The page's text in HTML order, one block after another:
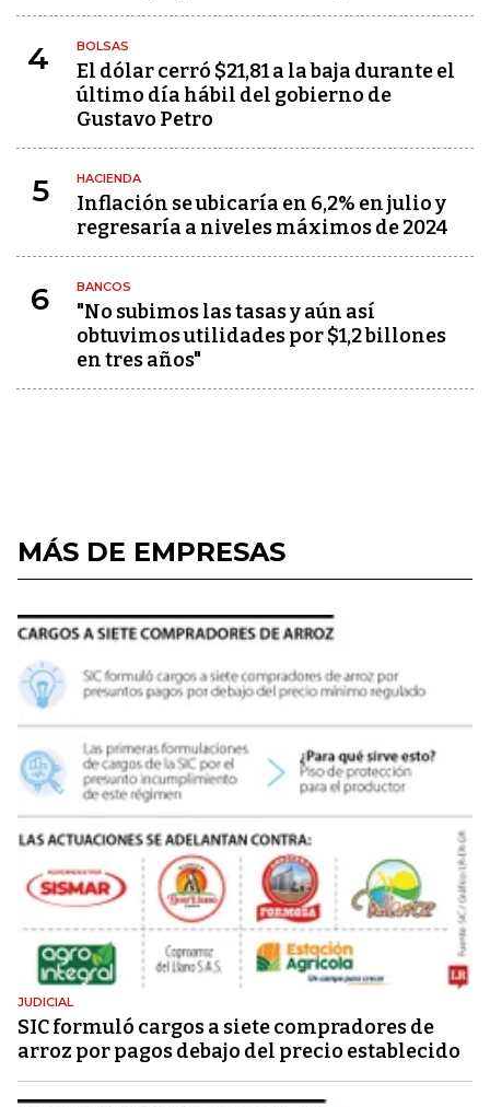
4 BOLSAS
El dólar cerró $21,81 a la baja durante el
último día hábil del gobierno de
Gustavo Petro
5 HACIENDA
Inflación se ubicaría en 6,2% en julio y
regresaría a niveles máximos de 2024
6 BANCOS
"No subimos las tasas y aún así
obtuvimos utilidades por $1,2 billones
en tres años"
MÁS DE EMPRESAS
JUDICIAL
SIC formuló cargos a siete compradores de
arroz por pagos debajo del precio establecido